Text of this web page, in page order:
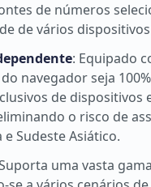
de números
de vários
: Equipado
navegador seja
de
o risco de
Sudeste Asiático.
uma vasta